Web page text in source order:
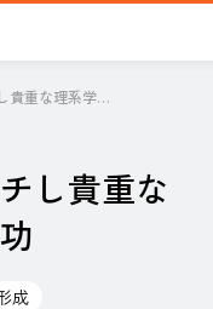
学生に直接アプローチし貴重な理系学生の採用に成功
し貴重な
成